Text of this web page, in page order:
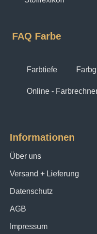
FAQ Farbe
Farbtiefe
Online -
Informationen
Über uns
Versand + Lieferung
Datenschutz
AGB
Impressum